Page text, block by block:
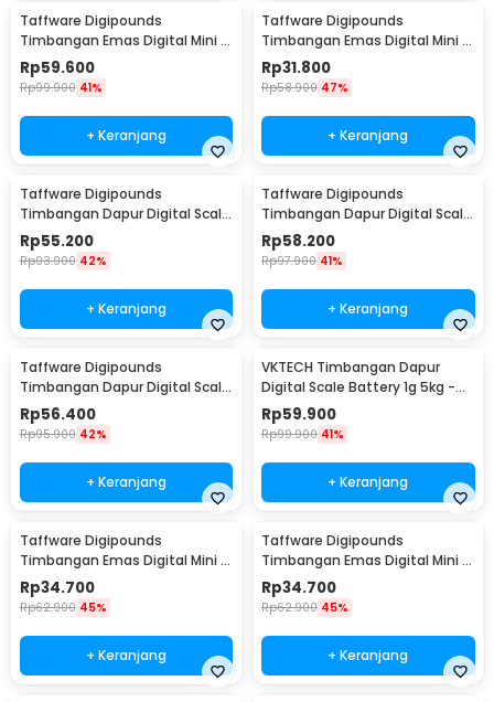
Taffware Digipounds
Timbangan Emas Digital Mini 7
Units 0.01g 500g - UF200H
Rp59.600
Rp99.900 41%
+ Keranjang
Taffware Digipounds
Timbangan Emas Digital Mini 5
Units 0.01g 200g - MH-200
Rp31.800
Rp58.900 47%
+ Keranjang
Taffware Digipounds
Timbangan Dapur Digital Scale
Battery 1g 5kg - Z1S
Rp55.200
Rp93.900 42%
+ Keranjang
Taffware Digipounds
Timbangan Dapur Digital Scale
Battery 1g 10kg - Z2S
Rp58.200
Rp97.900 41%
+ Keranjang
Taffware Digipounds
Timbangan Dapur Digital Scale
Battery 1g 10kg - Z3S
Rp56.400
Rp95.900 42%
+ Keranjang
VKTECH Timbangan Dapur
Digital Scale Battery 1g 5kg -
CK10A
Rp59.900
Rp99.900 41%
+ Keranjang
Taffware Digipounds
Timbangan Emas Digital Mini 7
Units 0.01g 500g - SC-13 /
VSW0083
Rp34.700
Rp62.900 45%
+ Keranjang
Taffware Digipounds
Timbangan Emas Digital Mini 7
Units 0.01g 200g - SC-13 /
VSW0083
Rp34.700
Rp62.900 45%
+ Keranjang